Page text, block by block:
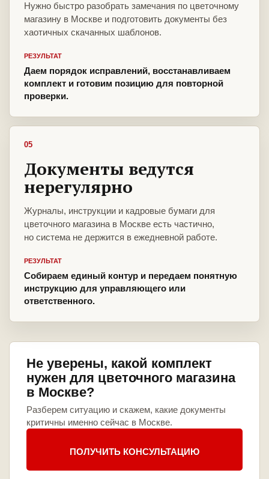
Нужно быстро разобрать замечания по цветочному
магазину в Москве и подготовить документы без
хаотичных скачанных шаблонов.
РЕЗУЛЬТАТ
Даем порядок исправлений, восстанавливаем
комплект и готовим позицию для повторной
проверки.
05
Документы ведутся
нерегулярно
Журналы, инструкции и кадровые бумаги для
цветочного магазина в Москве есть частично,
но система не держится в ежедневной работе.
РЕЗУЛЬТАТ
Собираем единый контур и передаем понятную
инструкцию для управляющего или
ответственного.
Не уверены, какой комплект
нужен для цветочного магазина
в Москве?
Разберем ситуацию и скажем, какие документы
критичны именно сейчас в Москве.
ПОЛУЧИТЬ КОНСУЛЬТАЦИЮ